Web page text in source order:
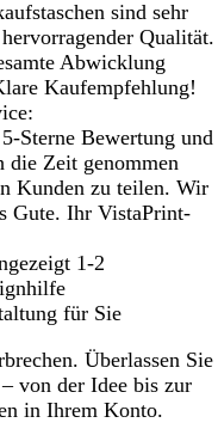
sind sehr
Qualität.
Abwicklung
Kaufempfehlung!
Sterne Bewertung und
die Zeit genommen
Kunden zu teilen. Wir
Gute. Ihr VistaPrint-
1-2
für Sie
Überlassen Sie
von der Idee bis zur
in Ihrem Konto.